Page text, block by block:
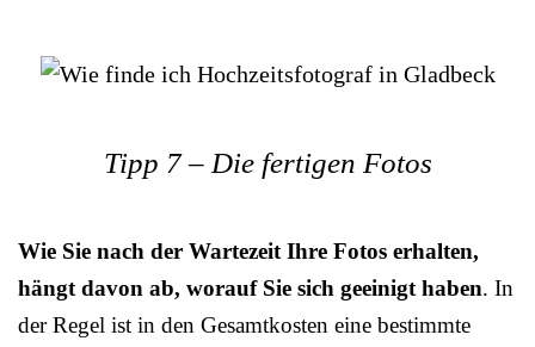
Tipp 7 – Die fertigen Fotos
Wie Sie nach der Wartezeit Ihre Fotos erhalten,
hängt davon ab, worauf Sie sich geeinigt haben. In
der Regel ist in den Gesamtkosten eine bestimmte